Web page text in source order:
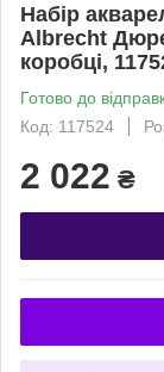
Набір
Albrecht
коробці,
Готово до
Код: 117524
2 022 ₴